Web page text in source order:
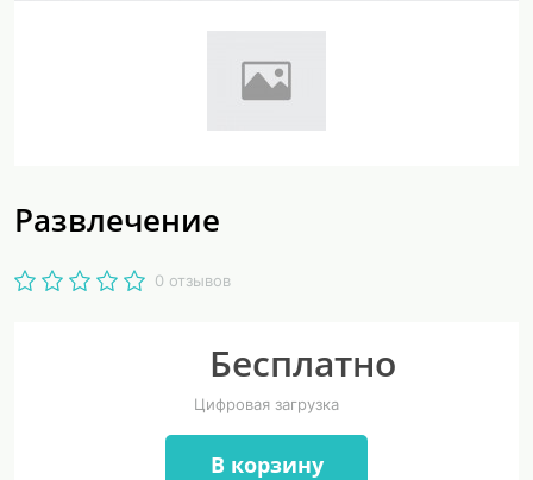
Развлечение
0 отзывов
Бесплатно
Цифровая загрузка
В корзину